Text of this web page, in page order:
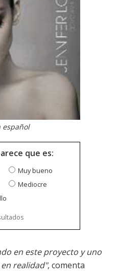
español
que es:
Muy bueno
Mediocre
en este proyecto y uno
realidad", comenta